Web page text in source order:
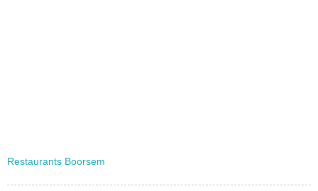
Restaurants Boorsem